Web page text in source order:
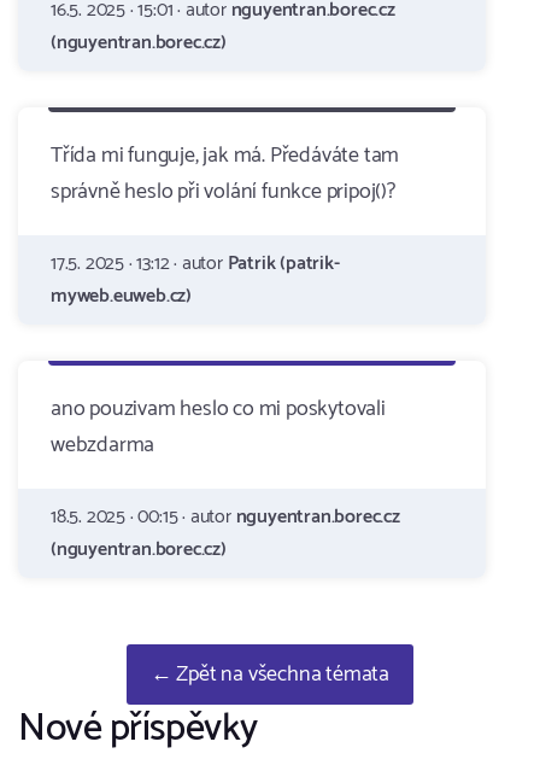
16.5. 2025 · 15:01 · autornguyentran.borec.cz
(nguyentran.borec.cz)
Třída mi funguje, jak má. Předáváte tam
správně heslo při volání funkce pripoj()?
17.5. 2025 · 13:12 · autorPatrik (patrik-
myweb.euweb.cz)
ano pouzivam heslo co mi poskytovali
webzdarma
18.5. 2025 · 00:15 · autornguyentran.borec.cz
(nguyentran.borec.cz)
← Zpět na všechna témata
Nové příspěvky